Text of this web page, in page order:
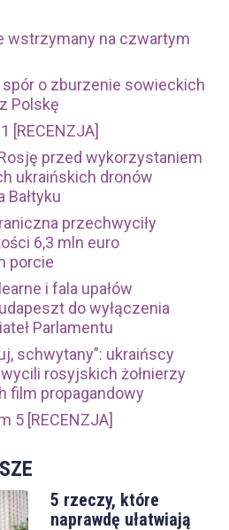
wstrzymany na czwartym
o zburzenie sowieckich
Polskę
[RECENZJA]
przed wykorzystaniem
ukraińskich dronów
Bałtyku
przechwyciły
6,3 mln euro
porcie
i fala upałów
do wyłączenia
Parlamentu
schwytany”: ukraińscy
rosyjskich żołnierzy
film propagandowy
5 [RECENZJA]
5 rzeczy, które
naprawdę ułatwiają